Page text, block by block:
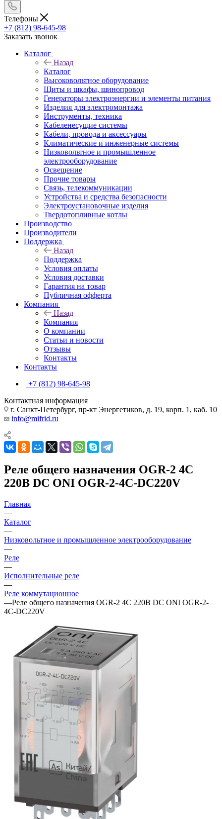
Телефоны
+7 (812) 98-645-98
Заказать звонок
Каталог
Назад
Каталог
Высоковольтное оборудование
Щиты и шкафы, шинопровод
Генераторы электроэнергии и элементы питания
Изделия для электромонтажа
Инструменты, техника
Кабеленесущие системы
Кабели, провода и аксессуары
Климатические и инженерные системы
Низковольтное и промышленное
электрооборудование
Освещение
Прочие товары
Связь, телекоммуникации
Устройства и средства безопасности
Электроустановочные изделия
Твердотопливные котлы
Производство
Производители
Поддержка
Назад
Поддержка
Условия оплаты
Условия доставки
Гарантия на товар
Публичная офферта
Компания
Назад
Компания
О компании
Статьи и новости
Отзывы
Контакты
Контакты
+7 (812) 98-645-98
Контактная информация
г. Санкт-Петербург, пр-кт Энергетиков, д. 19, корп. 1, каб. 10
info@mifrid.ru
Реле общего назначения OGR-2 4C
220В DC ONI OGR-2-4C-DC220V
Главная
—
Каталог
—
Низковольтное и промышленное электрооборудование
—
Реле
—
Исполнительные реле
—
Реле коммутационное
—Реле общего назначения OGR-2 4C 220В DC ONI OGR-2-
4C-DC220V